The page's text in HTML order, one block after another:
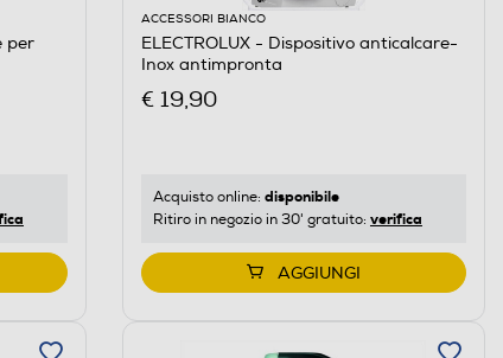
per
ACCESSORI BIANCO
ELECTROLUX - Dispositivo anticalcare-
Inox antimpronta
€ 19,90
Acquisto online: disponibile
Ritiro in negozio in 30' gratuito: verifica
AGGIUNGI